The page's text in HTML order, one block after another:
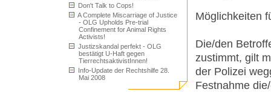
Don't Talk to Cops!
A Complete Miscarriage of Justice
- OLG Upholds Pre-trial
Confinement for Animal Rights
Activists!
Justizskandal perfekt - OLG
bestätigt U-Haft gegen
TierrechtsaktivistInnen!
Info-Update der Rechtshilfe 28.
Mai 2008
Möglichkeiten
Die/den
zustimmt, gilt
der Polizei
Festnahme